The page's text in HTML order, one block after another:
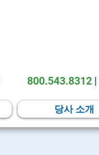
800.543.8312 |
당사 소개